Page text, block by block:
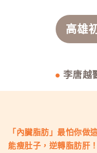
高雄
● 李唐越
「內臟脂肪」最怕你做
能瘦肚子，逆轉脂肪肝 ！